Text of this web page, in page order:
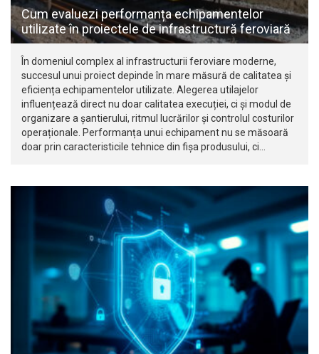
Cum evaluezi performanța echipamentelor
utilizate în proiectele de infrastructură feroviară
În domeniul complex al infrastructurii feroviare moderne,
succesul unui proiect depinde în mare măsură de calitatea și
eficiența echipamentelor utilizate. Alegerea utilajelor
influențează direct nu doar calitatea execuției, ci și modul de
organizare a șantierului, ritmul lucrărilor și controlul costurilor
operaționale. Performanța unui echipament nu se măsoară
doar prin caracteristicile tehnice din fișa produsului, ci…